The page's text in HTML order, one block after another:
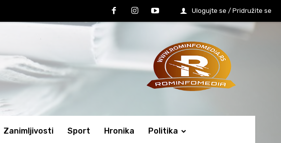
Ulogujte se / Pridružite se
Zanimljivosti Sport Hronika Politika